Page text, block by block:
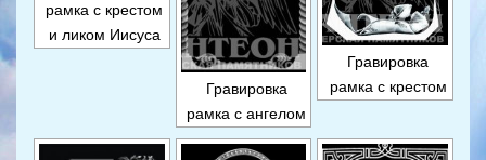
рамка с крестом
и ликом Иисуса
Гравировка
рамка с ангелом
Гравировка
рамка с крестом